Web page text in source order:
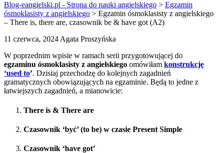
Blog-eangielski.pl - Strona do nauki angielskiego > Egzamin
ósmoklasisty z angielskiego > Egzamin ósmoklasisty z angielskiego
– There is, there are, czasownik be & have got (A2)
11 czerwca, 2024 Agata Pruszyńska
W poprzednim wpisie w ramach serii przygotowującej do
egzaminu ósmoklasisty z angielskiego omówiłam konstrukcję
‘used to’. Dzisiaj przechodzę do kolejnych zagadnień
gramatycznych obowiązujących na egzaminie. Będą to jedne z
łatwiejszych zagadnień, a mianowicie:
There is & There are
Czasownik ‘być’ (to be) w czasie Present Simple
Czasownik ‘have got’